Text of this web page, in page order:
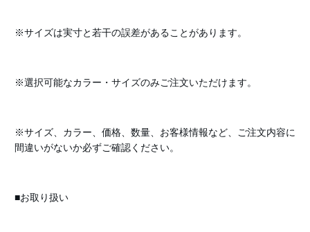
※サイズは実寸と若干の誤差があることがあります。
※選択可能なカラー・サイズのみご注文いただけます。
※サイズ、カラー、価格、数量、お客様情報など、ご注文内容に
間違いがないか必ずご確認ください。
■お取り扱い